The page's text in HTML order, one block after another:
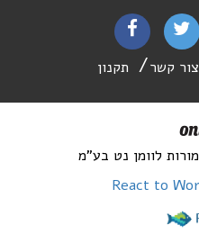
צור קשר תקנון